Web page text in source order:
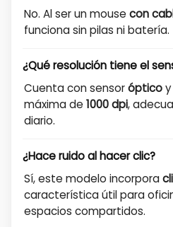
No. Al ser un mouse con
funciona sin pilas ni batería.
¿Qué resolución tiene el
Cuenta con sensoróptico
máxima de 1000 dpi,
diario.
¿Hace ruido al hacer clic?
Sí, este modelo incorpora
característica útil para
espacios compartidos.